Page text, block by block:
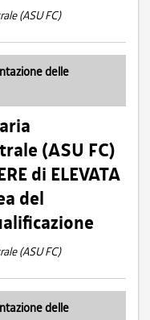
(ASU FC)
delle
(ASU FC)
di ELEVATA
del
(ASU FC)
delle